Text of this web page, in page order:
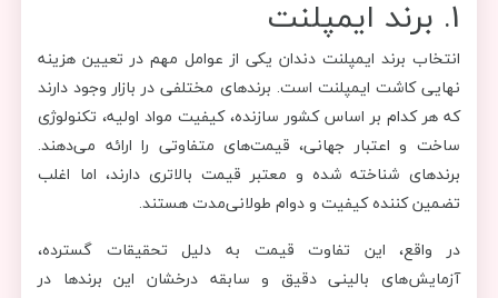
1. برند ایمپلنت
انتخاب برند ایمپلنت دندان یکی از عوامل مهم در تعیین هزینه
نهایی کاشت ایمپلنت است. برندهای مختلفی در بازار وجود دارند
که هر کدام بر اساس کشور سازنده، کیفیت مواد اولیه، تکنولوژی
ساخت و اعتبار جهانی، قیمت‌های متفاوتی را ارائه می‌دهند.
برندهای شناخته شده و معتبر قیمت بالاتری دارند، اما اغلب
تضمین کننده کیفیت و دوام طولانی‌مدت هستند.
در واقع، این تفاوت قیمت به دلیل تحقیقات گسترده،
آزمایش‌های بالینی دقیق و سابقه درخشان این برندها در